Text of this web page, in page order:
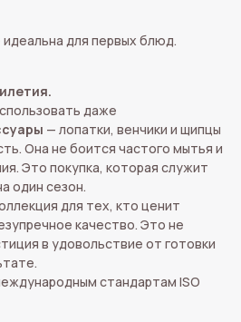
для первых блюд.
даже
— лопатки, венчики и щипцы
Она не боится частого мытья и
Это покупка, которая служит
один сезон.
для тех, кто ценит
качество. Это не
в удовольствие от готовки
стандартам ISO